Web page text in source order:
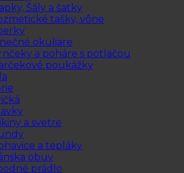
Šály a šatky
tašky, vône
okuliare
a poháre s potlačou
poukážky
a svetre
a tepláky
obuv
prádlo